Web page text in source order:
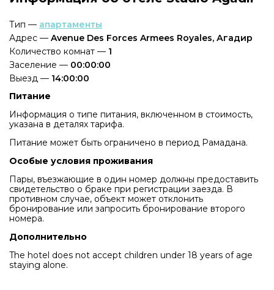
Тип — апартаменты
Адрес — Avenue Des Forces Armees Royales, Агадир
Количество комнат — 1
Заселение — 00:00:00
Выезд — 14:00:00
Питание
Информация о типе питания, включенном в стоимость,
указана в деталях тарифа.
Питание может быть ограничено в период Рамадана.
Особые условия проживания
Пары, въезжающие в один номер должны предоставить
свидетельство о браке при регистрации заезда. В
противном случае, объект может отклонить
бронирование или запросить бронирование второго
номера.
Дополнительно
The hotel does not accept children under 18 years of age
staying alone.